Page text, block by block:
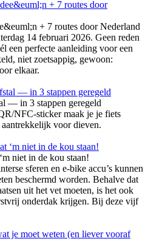
+ 7 routes door Nederland
14 februari 2026. Geen reden
perfecte aanleiding voor een
niet zoetsappig, gewoon:
elkaar.
— in 3 stappen geregeld
NFC-sticker maak je je fiets
voor dieven.
niet in de kou staan!
sferen en e-bike accu’s kunnen
beschermd worden. Behalve dat
uit het vet moeten, is het ook
onderdak krijgen. Bij deze vijf